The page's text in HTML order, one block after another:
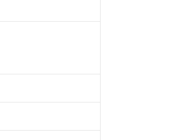
リストについて、当社および当社の共同利用者
して"
遡って非含有を証明するものではありません。
、対応完了までの期間は出荷製品に未対応品が
ない機種